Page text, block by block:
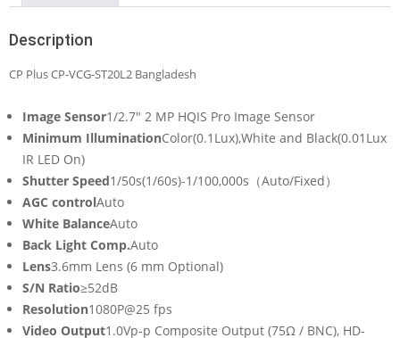
Description
CP Plus CP-VCG-ST20L2 Bangladesh
Image Sensor1/2.7″ 2 MP HQIS Pro Image Sensor
Minimum IlluminationColor(0.1Lux),White and Black(0.01Lux
IR LED On)
Shutter Speed1/50s(1/60s)-1/100,000s（Auto/Fixed）
AGC controlAuto
White BalanceAuto
Back Light Comp.Auto
Lens3.6mm Lens (6 mm Optional)
S/N Ratio≥52dB
Resolution1080P@25 fps
Video Output1.0Vp-p Composite Output (75Ω / BNC), HD-